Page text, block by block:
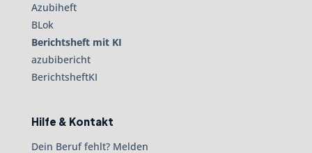
Azubiheft
BLok
Berichtsheft mit KI
azubibericht
BerichtsheftKI
Hilfe & Kontakt
Dein Beruf fehlt? Melden